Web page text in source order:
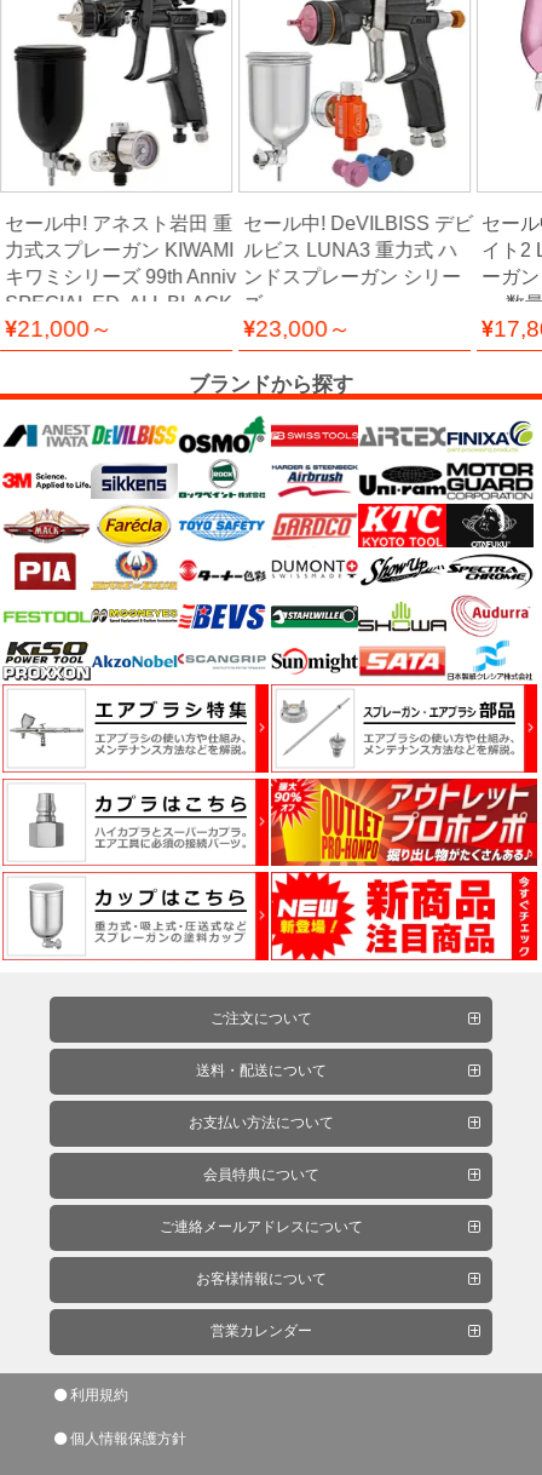
動
具・
エ
ア
ー
具
ハ
ン
ド
工
具・
バ
イ
ス・
工
台
熱
機
器・
燥
器・
セール中! アネスト岩田 重
力式スプレーガン KIWAMI
キワミシリーズ 99th Anniv
SPECIAL ED. ALL BLACK
DESIGN
21,000～
セール中! DeVILBISS デビ
ルビス LUNA3 重力式 ハ
ンドスプレーガン シリー
ズ
23,000～
セー
イト2
ーガ
ー 数
ブランドから探す
ご注文について
送料・配送について
お支払い方法について
会員特典について
ご連絡メールアドレスについて
お客様情報について
営業カレンダー
利用規約
個人情報保護方針